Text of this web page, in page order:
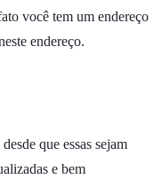
você tem um endereço
endereço.
que essas sejam
e bem